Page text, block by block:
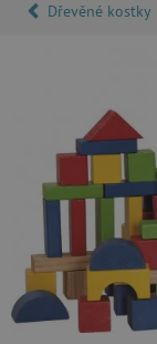
Dřevěné kostky